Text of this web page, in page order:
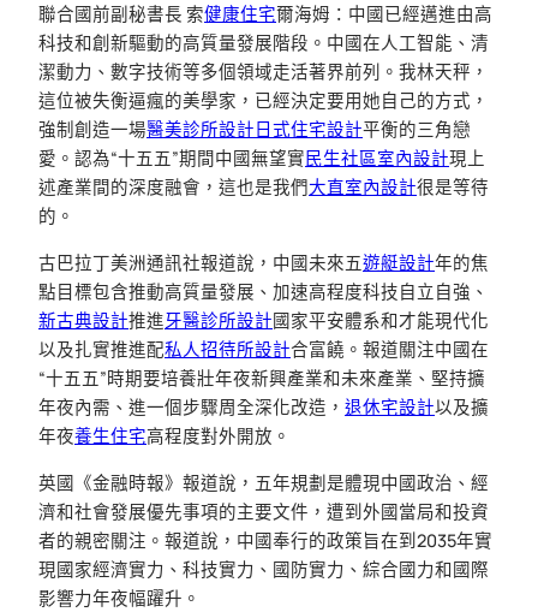
聯合國前副秘書長 索健康住宅爾海姆：中國已經邁進由高
科技和創新驅動的高質量發展階段。中國在人工智能、清
潔動力、數字技術等多個領域走活著界前列。我林天秤，
這位被失衡逼瘋的美學家，已經決定要用她自己的方式，
強制創造一場醫美診所設計日式住宅設計平衡的三角戀
愛。認為“十五五”期間中國無望實民生社區室內設計現上
述產業間的深度融會，這也是我們大直室內設計很是等待
的。
古巴拉丁美洲通訊社報道說，中國未來五遊艇設計年的焦
點目標包含推動高質量發展、加速高程度科技自立自強、
新古典設計推進牙醫診所設計國家平安體系和才能現代化
以及扎實推進配私人招待所設計合富饒。報道關注中國在
“十五五”時期要培養壯年夜新興產業和未來產業、堅持擴
年夜內需、進一個步驟周全深化改造， 退休宅設計以及擴
年夜養生住宅高程度對外開放。
英國《金融時報》報道說，五年規劃是體現中國政治、經
濟和社會發展優先事項的主要文件，遭到外國當局和投資
者的親密關注。報道說，中國奉行的政策旨在到2035年實
現國家經濟實力、科技實力、國防實力、綜合國力和國際
影響力年夜幅躍升。